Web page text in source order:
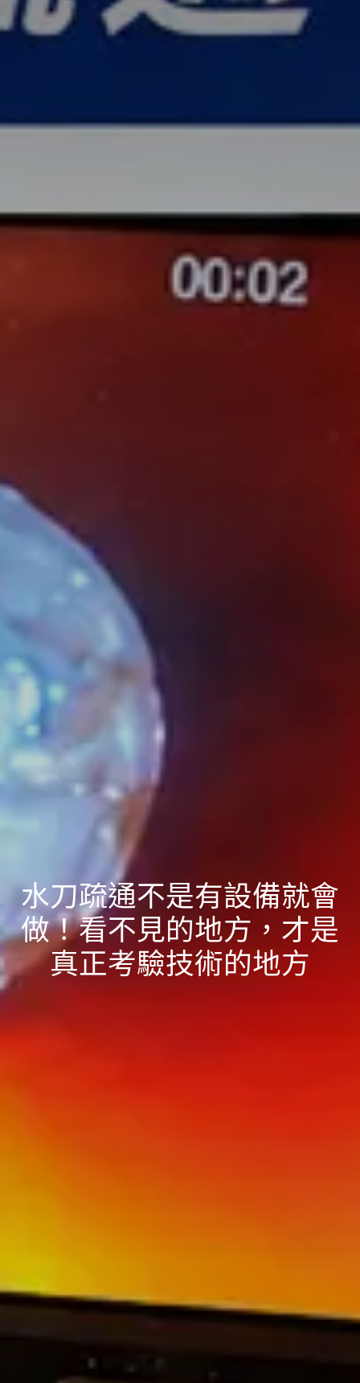
水刀疏通不是有設備就會
做！看不見的地方，才是
真正考驗技術的地方